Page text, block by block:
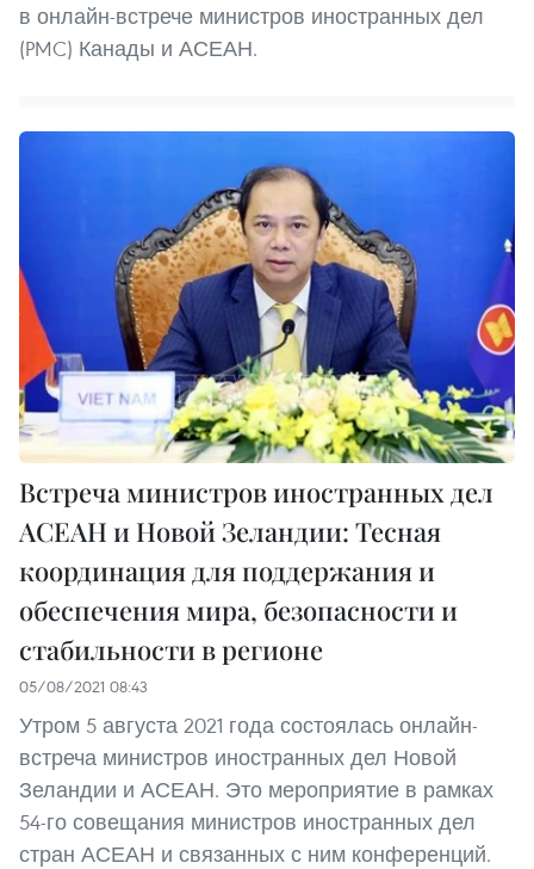
в онлайн-встрече министров иностранных дел
(PMC) Канады и АСЕАН.
Встреча министров иностранных дел
АСЕАН и Новой Зеландии: Тесная
координация для поддержания и
обеспечения мира, безопасности и
стабильности в регионе
05/08/2021 08:43
Утром 5 августа 2021 года состоялась онлайн-
встреча министров иностранных дел Новой
Зеландии и АСЕАН. Это мероприятие в рамках
54-го совещания министров иностранных дел
стран АСЕАН и связанных с ним конференций.